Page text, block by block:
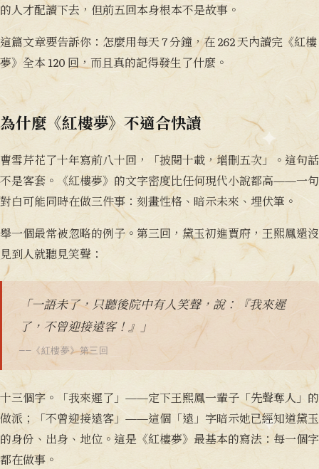
的人才配讀下去，但前五回本身根本不是故事。
這篇文章要告訴你：怎麼用每天 7 分鐘，在 262 天內讀完《紅樓
夢》全本 120 回，而且真的記得發生了什麼。
為什麼《紅樓夢》不適合快讀
曹雪芹花了十年寫前八十回，「披閱十載，增刪五次」。這句話
不是客套。《紅樓夢》的文字密度比任何現代小說都高——一句
對白可能同時在做三件事：刻畫性格、暗示未來、埋伏筆。
舉一個最常被忽略的例子。第三回，黛玉初進賈府，王熙鳳還沒
見到人就聽見笑聲：
「一語未了，只聽後院中有人笑聲，說：『我來遲
了，不曾迎接遠客！』」
——《紅樓夢》第三回
十三個字。「我來遲了」——定下王熙鳳一輩子「先聲奪人」的
做派；「不曾迎接遠客」——這個「遠」字暗示她已經知道黛玉
的身份、出身、地位。這是《紅樓夢》最基本的寫法：每一個字
都在做事。